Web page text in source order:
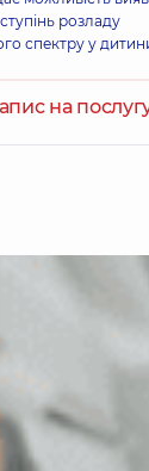
розладу
спектру у
на